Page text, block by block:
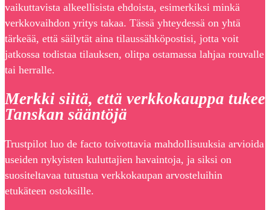
vaikuttavista alkeellisista ehdoista, esimerkiksi minkä
verkkovaihdon yritys takaa. Tässä yhteydessä on yhtä
tärkeää, että säilytät aina tilaussähköpostisi, jotta voit
jatkossa todistaa tilauksen, olitpa ostamassa lahjaa rouvalle
tai herralle.
Merkki siitä, että verkkokauppa tukee
Tanskan sääntöjä
Trustpilot luo de facto toivottavia mahdollisuuksia arvioida
useiden nykyisten kuluttajien havaintoja, ja siksi on
suositeltavaa tutustua verkkokaupan arvosteluihin
etukäteen ostoksille.